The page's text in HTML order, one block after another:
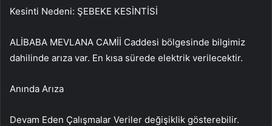
Kesinti Nedeni: ŞEBEKE KESİNTİSİ
ALİBABA MEVLANA CAMİİ Caddesi bölgesinde bilgimiz
dahilinde arıza var. En kısa sürede elektrik verilecektir.
Anında Arıza
Devam Eden Çalışmalar Veriler değişiklik gösterebilir.